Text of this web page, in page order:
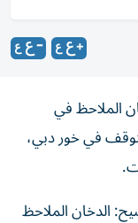
الملاحظ في
في خور دبي،
الدخان الملاحظ